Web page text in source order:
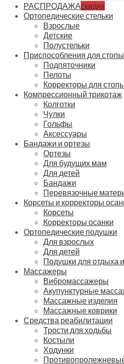
РАСПРОДАЖАскидки
Ортопедические стельки
Взрослые
Детские
Полустельки
Приспособления для стопы
Подпяточники
Пелоты
Корректоры для
Компрессионный трикотаж
Колготки
Чулки
Гольфы
Аксессуары
Бандажи и ортезы
Ортезы
Для будущих мам
Для детей
Бандажи
Перевязочные
Корсеты и корректоры
Корсеты
Корректоры осанки
Ортопедические подушки
Для взрослых
Для детей
Подушки для отдыха
Массажеры
Вибромассажеры
Акупунктурные
Массажные изделия
Массажные коврики
Средства реабилитации
Трости для ходьбы
Костыли
Ходунки